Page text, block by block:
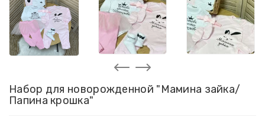
Набор для новорожденной "Мамина зайка/
Папина крошка"